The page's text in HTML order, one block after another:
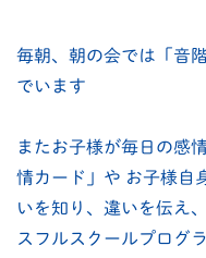
毎朝、朝の会では「音
でいます
またお子様が毎日の感
情カード」や お子様自
いを知り、違いを伝え
スフルスクールプログ